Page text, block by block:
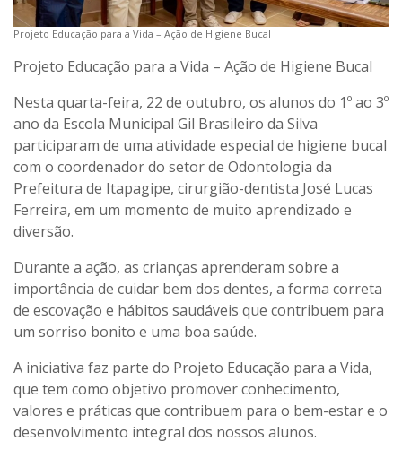
Projeto Educação para a Vida – Ação de Higiene Bucal
Projeto Educação para a Vida – Ação de Higiene Bucal
Nesta quarta-feira, 22 de outubro, os alunos do 1º ao 3º
ano da Escola Municipal Gil Brasileiro da Silva
participaram de uma atividade especial de higiene bucal
com o coordenador do setor de Odontologia da
Prefeitura de Itapagipe, cirurgião-dentista José Lucas
Ferreira, em um momento de muito aprendizado e
diversão.
Durante a ação, as crianças aprenderam sobre a
importância de cuidar bem dos dentes, a forma correta
de escovação e hábitos saudáveis que contribuem para
um sorriso bonito e uma boa saúde.
A iniciativa faz parte do Projeto Educação para a Vida,
que tem como objetivo promover conhecimento,
valores e práticas que contribuem para o bem-estar e o
desenvolvimento integral dos nossos alunos.